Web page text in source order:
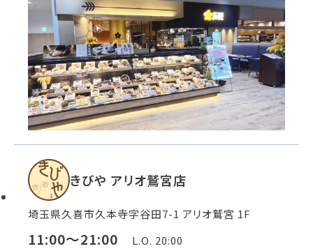
きびや アリオ鷲宮店
埼玉県久喜市久本寺字谷田7-1 アリオ鷲宮 1F
11:00～21:00
L.O. 20:00